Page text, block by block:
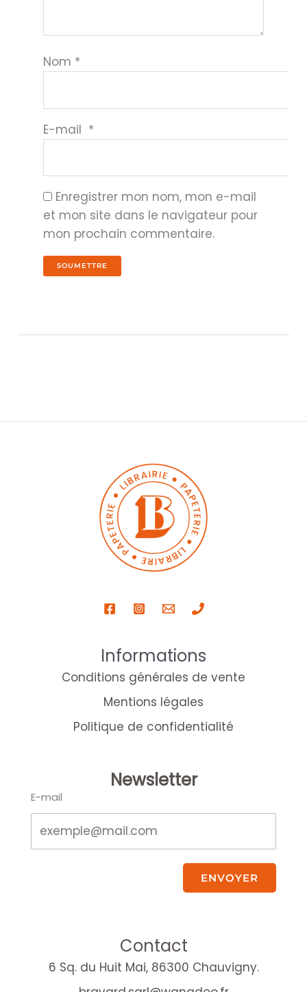
Nom *
E-mail *
Enregistrer mon nom, mon e-mail
et mon site dans le navigateur pour
mon prochain commentaire.
Informations
Conditions générales de vente
Mentions légales
Politique de confidentialité
Newsletter
E-mail
ENVOYER
Contact
6 Sq. du Huit Mai, 86300 Chauvigny.